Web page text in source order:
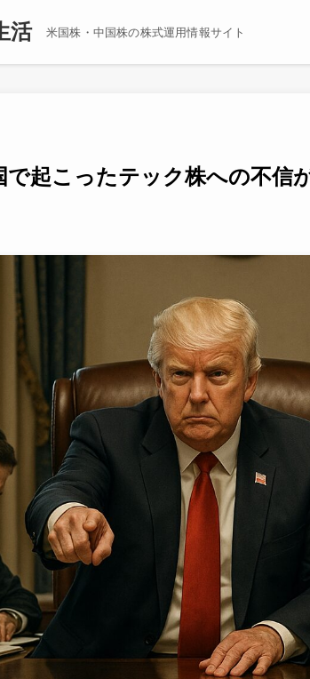
活 米国株・中国株の株式運用情報サイト
で起こったテック株への不信